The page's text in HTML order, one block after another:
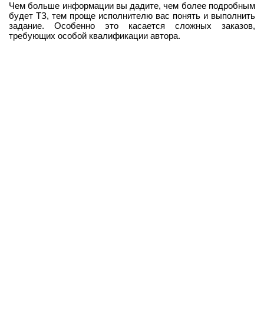
Чем больше информации вы дадите, чем более подробным
будет ТЗ, тем проще исполнителю вас понять и выполнить
задание. Особенно это касается сложных заказов,
требующих особой квалификации автора.